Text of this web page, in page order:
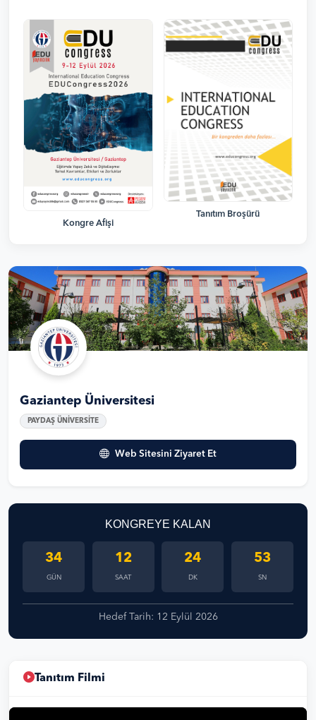
Kongre Afişi
Tanıtım Broşürü
Gaziantep Üniversitesi
PAYDAŞ ÜNİVERSİTE
Web Sitesini Ziyaret Et
KONGREYE KALAN
34
GÜN
12
SAAT
24
DK
53
SN
Hedef Tarih: 12 Eylül 2026
Tanıtım Filmi